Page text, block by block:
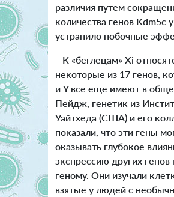
различия путем
количества генов Kdm5c
устранило побочные
К «беглецам» Xi
некоторые из 17 генов,
и Y все еще имеют в
Пейдж, генетик из
Уайтхеда (США) и его
показали, что эти гены
оказывать глубокое
экспрессию других генов
геному. Они изучали
взятые у людей с